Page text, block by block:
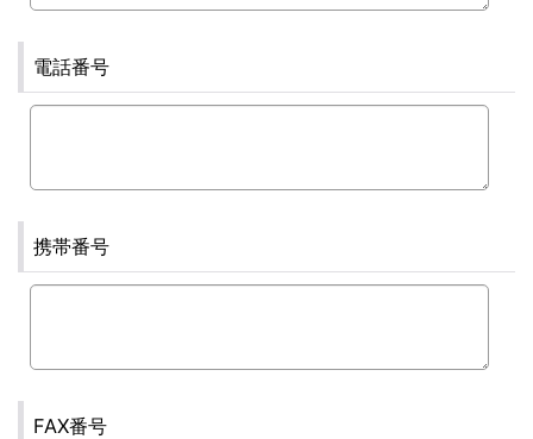
電話番号
携帯番号
FAX番号